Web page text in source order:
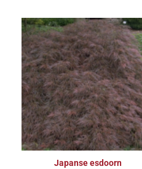
Japanse esdoorn